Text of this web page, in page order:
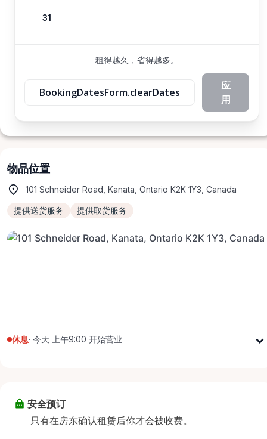
31
租得越久，省得越多。
BookingDatesForm.clearDates
应
用
物品位置
101 Schneider Road, Kanata, Ontario K2K 1Y3, Canada
提供送货服务 提供取货服务
休息· 今天 上午9:00 开始营业
星期四
星期五
安全预订
只有在房东确认租赁后你才会被收费。